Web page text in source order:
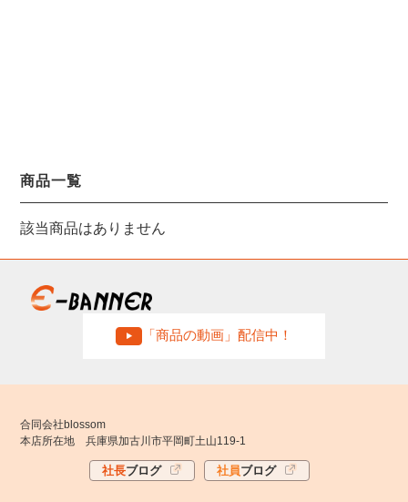
商品一覧
該当商品はありません
「商品の動画」配信中！
合同会社blossom
本店所在地 兵庫県加古川市平岡町土山119-1
社長ブログ 社員ブログ